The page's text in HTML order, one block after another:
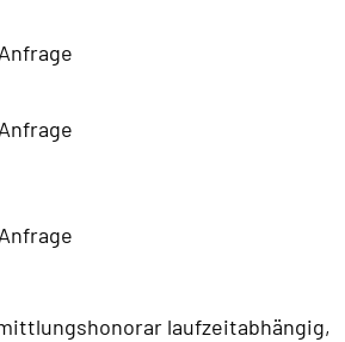
laufzeitabhängig,